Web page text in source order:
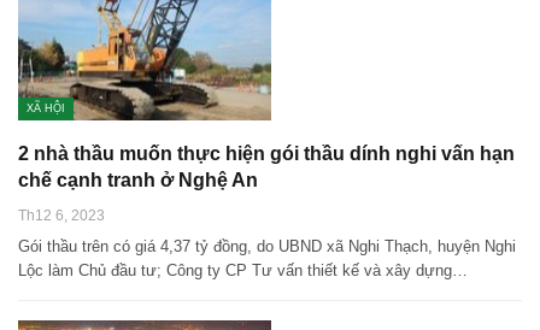
XÃ HỘI
2 nhà thầu muốn thực hiện gói thầu dính nghi vấn hạn
chế cạnh tranh ở Nghệ An
Th12 6, 2023
Gói thầu trên có giá 4,37 tỷ đồng, do UBND xã Nghi Thạch, huyện Nghi
Lộc làm Chủ đầu tư; Công ty CP Tư vấn thiết kế và xây dựng…